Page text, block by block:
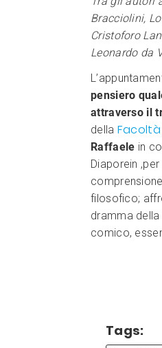
Bracciolini,
Cristoforo
Leonardo da
pensiero
attraverso il
della
Raffaele in
Diaporein
filosofico;
dramma
comico,
Tags: